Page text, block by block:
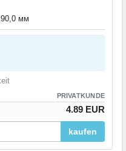
мм
PRIVATKUNDE
4.89 EUR
kaufen